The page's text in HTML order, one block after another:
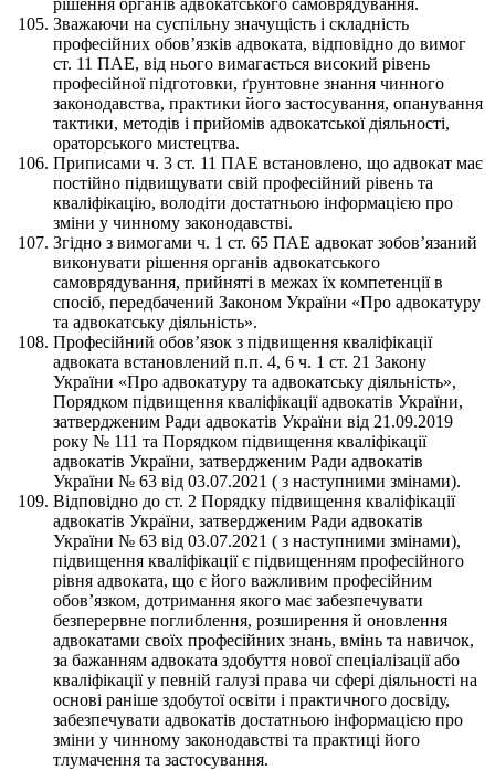
Зважаючи на суспільну значущість і складність
професійних обов’язків адвоката, відповідно до вимог
ст. 11 ПАЕ, від нього вимагається високий рівень
професійної підготовки, ґрунтовне знання чинного
законодавства, практики його застосування, опанування
тактики, методів і прийомів адвокатської діяльності,
ораторського мистецтва.
Приписами ч. 3 ст. 11 ПАЕ встановлено, що адвокат має
постійно підвищувати свій професійний рівень та
кваліфікацію, володіти достатньою інформацією про
зміни у чинному законодавстві.
Згідно з вимогами ч. 1 ст. 65 ПАЕ адвокат зобов’язаний
виконувати рішення органів адвокатського
самоврядування, прийняті в межах їх компетенції в
спосіб, передбачений Законом України «Про адвокатуру
та адвокатську діяльність».
Професійний обов’язок з підвищення кваліфікації
адвоката встановлений п.п. 4, 6 ч. 1 ст. 21 Закону
України «Про адвокатуру та адвокатську діяльність»,
Порядком підвищення кваліфікації адвокатів України,
затвердженим Ради адвокатів України від 21.09.2019
року № 111 та Порядком підвищення кваліфікації
адвокатів України, затвердженим Ради адвокатів
України № 63 від 03.07.2021 ( з наступними змінами).
Відповідно до ст. 2 Порядку підвищення кваліфікації
адвокатів України, затвердженим Ради адвокатів
України № 63 від 03.07.2021 ( з наступними змінами),
підвищення кваліфікації є підвищенням професійного
рівня адвоката, що є його важливим професійним
обов’язком, дотримання якого має забезпечувати
безперервне поглиблення, розширення й оновлення
адвокатами своїх професійних знань, вмінь та навичок,
за бажанням адвоката здобуття нової спеціалізації або
кваліфікації у певній галузі права чи сфері діяльності на
основі раніше здобутої освіти і практичного досвіду,
забезпечувати адвокатів достатньою інформацією про
зміни у чинному законодавстві та практиці його
тлумачення та застосування.